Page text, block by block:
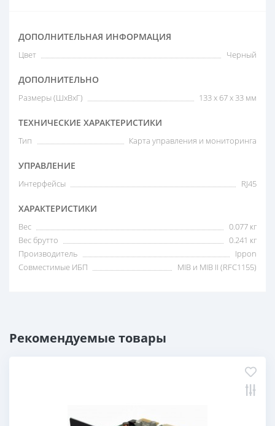
ДОПОЛНИТЕЛЬНАЯ ИНФОРМАЦИЯ
Цвет Черный
ДОПОЛНИТЕЛЬНО
Размеры (ШxВxГ) 133 x 67 x 33 мм
ТЕХНИЧЕСКИЕ ХАРАКТЕРИСТИКИ
Тип Карта управления и мониторинга
УПРАВЛЕНИЕ
Интерфейсы RJ45
ХАРАКТЕРИСТИКИ
Вес
0.077 кг
Вес брутто
0.241 кг
Производитель
Ippon
Совместимые ИБП
MIB и MIB II (RFC1155)
Рекомендуемые товары